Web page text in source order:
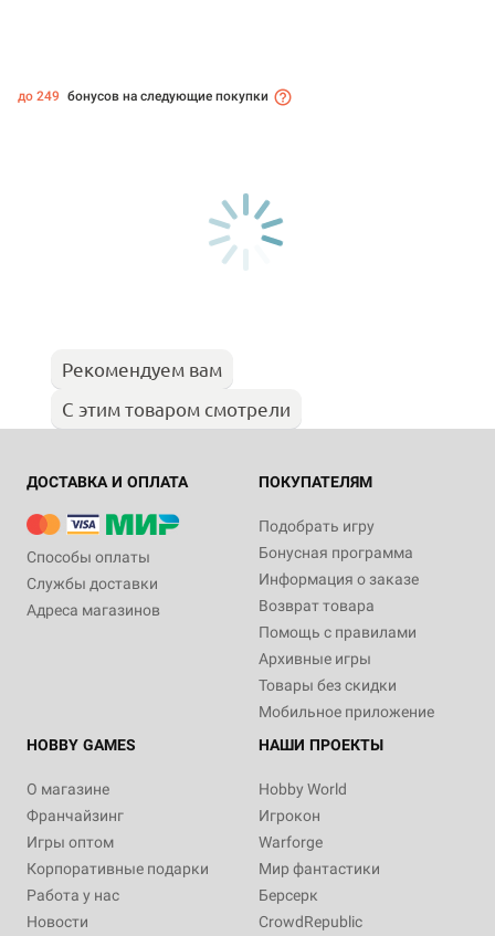
до 249 бонусов на следующие покупки
Рекомендуем вам
С этим товаром смотрели
ДОСТАВКА И ОПЛАТА
Способы оплаты
Службы доставки
Адреса магазинов
ПОКУПАТЕЛЯМ
Подобрать игру
Бонусная программа
Информация о заказе
Возврат товара
Помощь с правилами
Архивные игры
Товары без скидки
Мобильное приложение
HOBBY GAMES
О магазине
Франчайзинг
Игры оптом
Корпоративные подарки
Работа у нас
Новости
НАШИ ПРОЕКТЫ
Hobby World
Игрокон
Warforge
Мир фантастики
Берсерк
CrowdRepublic